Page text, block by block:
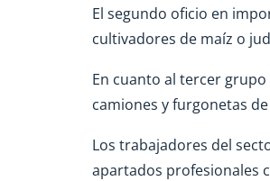
El segundo oficio en
cultivadores de maíz o
En cuanto al tercer
camiones y furgonetas
Los trabajadores del
apartados profesionales